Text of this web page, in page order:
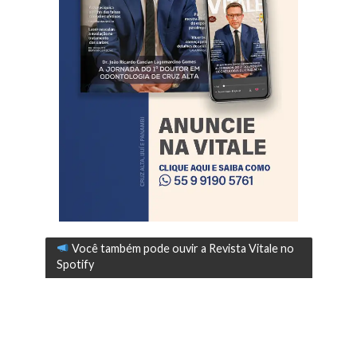
Você também pode ouvir a Revista Vitale no
Spotify